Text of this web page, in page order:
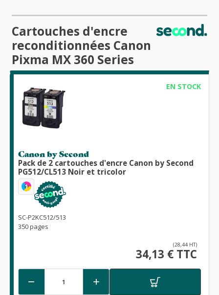
Cartouches d'encre
reconditionnées Canon
Pixma MX 360 Series
EN STOCK
Canon by Second
Pack de 2 cartouches d'encre Canon by Second
PG512/CL513 Noir et tricolor
1
SC-P2KC512/513
350 pages
(28,44 HT)
34,13 € TTC
 